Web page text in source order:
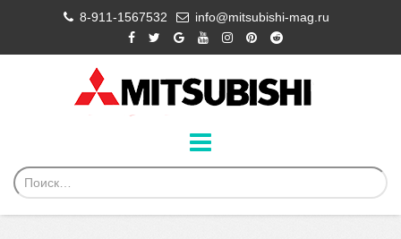
8-911-1567532 info@mitsubishi-mag.ru